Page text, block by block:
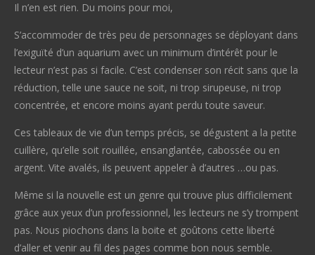
Il n’en est rien. Du moins pour moi,
S’accommoder de très peu de personnages se déployant dans
l’exiguïté d’un aquarium avec un minimum d’intérêt pour le
lecteur n’est pas si facile. C’est condenser son récit sans que la
réduction, telle une sauce ne soit, ni trop sirupeuse, ni trop
concentrée, et encore moins ayant perdu toute saveur.
Ces tableaux de vie d’un temps précis, se dégustent a la petite
cuillère, qu’elle soit rouillée, ensanglantée, cabossée ou en
argent. Vite avalés, ils peuvent appeler à d’autres …ou pas.
Même si la nouvelle est un genre qui trouve plus difficilement
grâce aux yeux d’un professionnel, les lecteurs ne s’y trompent
pas. Nous piochons dans la boite et goûtons cette liberté
d’aller et venir au fil des pages comme bon nous semble.